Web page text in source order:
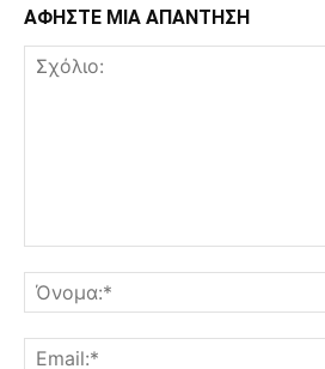
ΑΦΗΣΤΕ ΜΙΑ ΑΠΑΝΤΗΣΗ